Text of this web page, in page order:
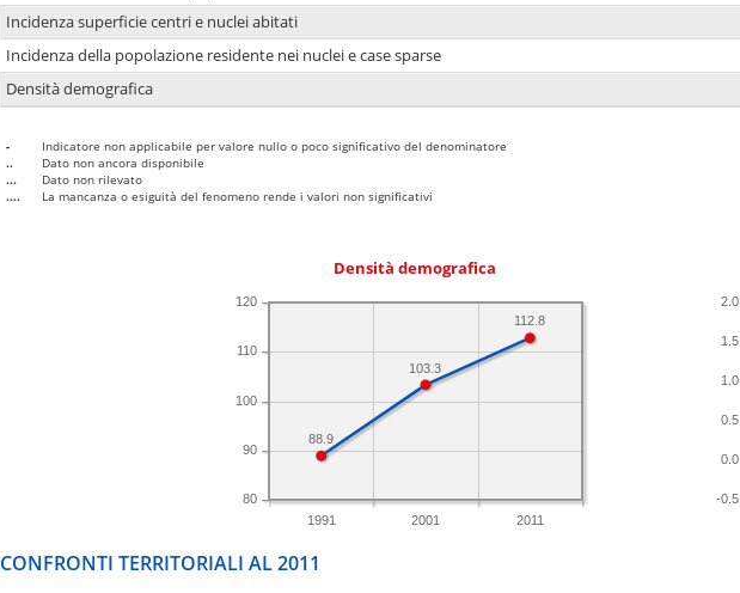
Incidenza superficie centri e nuclei abitati
Incidenza della popolazione residente nei nuclei e case sparse
Densità demografica
-
Indicatore non applicabile per valore nullo o poco significativo del denominatore
..
Dato non ancora disponibile
...
Dato non rilevato
....
La mancanza o esiguità del fenomeno rende i valori non significativi
Densità demografica
1991 2001 2011
80
90
100
110
120
112.8
103.3
88.9
-0.5
0.0
0.5
1.0
1.5
2.0
CONFRONTI TERRITORIALI AL 2011